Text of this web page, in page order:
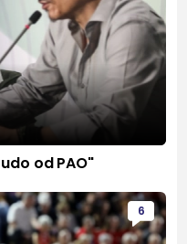
od PAO"
6